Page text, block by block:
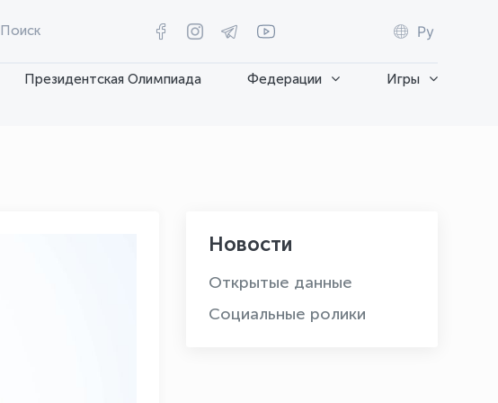
Поиск Ру
Президентская Олимпиада Федерации
Игры
Новости
Открытые данные
Социальные ролики